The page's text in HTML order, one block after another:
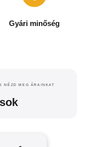
hónap garanciát vállalunk.
Gyári minőség
minőségű alkatrészekkel
NÉZD MEG ÁRAINKAT